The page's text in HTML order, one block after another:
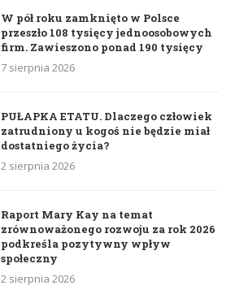
W pół roku zamknięto w Polsce
przeszło 108 tysięcy jednoosobowych
firm. Zawieszono ponad 190 tysięcy
7 sierpnia 2026
PUŁAPKA ETATU. Dlaczego człowiek
zatrudniony u kogoś nie będzie miał
dostatniego życia?
2 sierpnia 2026
Raport Mary Kay na temat
zrównoważonego rozwoju za rok 2026
podkreśla pozytywny wpływ
społeczny
2 sierpnia 2026